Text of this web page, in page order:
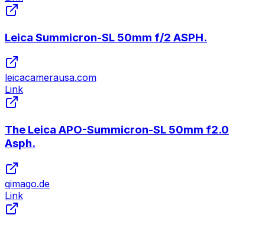
Leica Summicron-SL 50mm f/2 ASPH.
leicacamerausa.com
Link
The Leica APO-Summicron-SL 50mm f2.0
Asph.
qimago.de
Link